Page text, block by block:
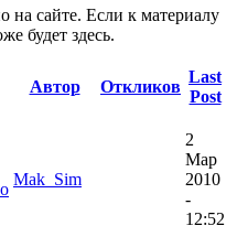
на сайте. Если к материалу
будет здесь.
Автор Откликов
Last
Post
Mak_Sim
2
Мар
2010
-
12:52